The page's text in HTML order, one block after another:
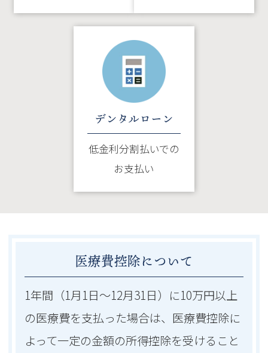
デンタルローン
低金利分割払いでの
お支払い
医療費控除について
1年間（1月1日～12月31日）に10万円以上
の医療費を支払った場合は、医療費控除に
よって一定の金額の所得控除を受けること